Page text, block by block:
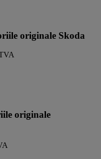
originale Skoda
originale